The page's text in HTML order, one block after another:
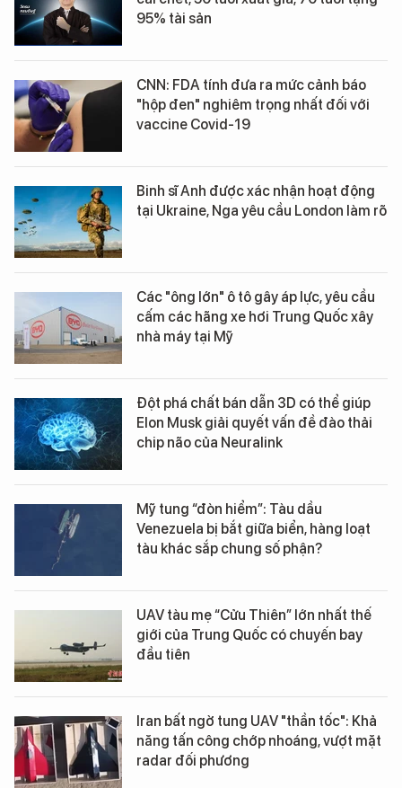
95% tài sản
CNN: FDA tính đưa ra mức cảnh báo
"hộp đen" nghiêm trọng nhất đối với
vaccine Covid-19
Binh sĩ Anh được xác nhận hoạt động
tại Ukraine, Nga yêu cầu London làm rõ
Các "ông lớn" ô tô gây áp lực, yêu cầu
cấm các hãng xe hơi Trung Quốc xây
nhà máy tại Mỹ
Đột phá chất bán dẫn 3D có thể giúp
Elon Musk giải quyết vấn đề đào thải
chip não của Neuralink
Mỹ tung “đòn hiểm”: Tàu dầu
Venezuela bị bắt giữa biển, hàng loạt
tàu khác sắp chung số phận?
UAV tàu mẹ “Cửu Thiên” lớn nhất thế
giới của Trung Quốc có chuyến bay
đầu tiên
Iran bất ngờ tung UAV "thần tốc": Khả
năng tấn công chớp nhoáng, vượt mặt
radar đối phương